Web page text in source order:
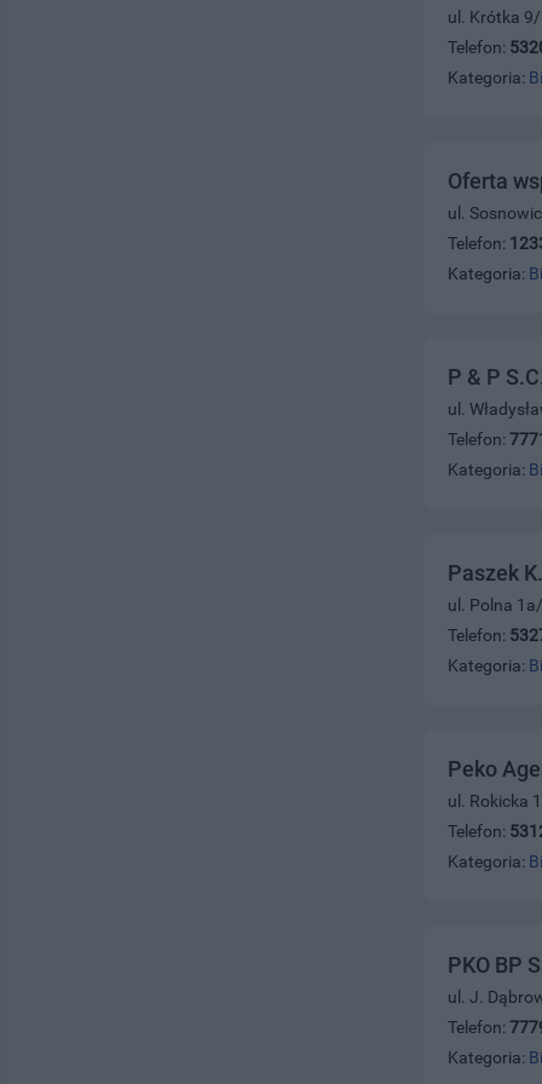
ul. Krótka
Telefon:
Kategoria:
Oferta
ul.
Telefon:
Kategoria:
P & P
ul.
Telefon:
Kategoria:
Paszek
ul. Polna
Telefon:
Kategoria:
Peko
ul. Rokicka
Telefon:
Kategoria:
PKO BP
ul. J.
Telefon:
Kategoria: